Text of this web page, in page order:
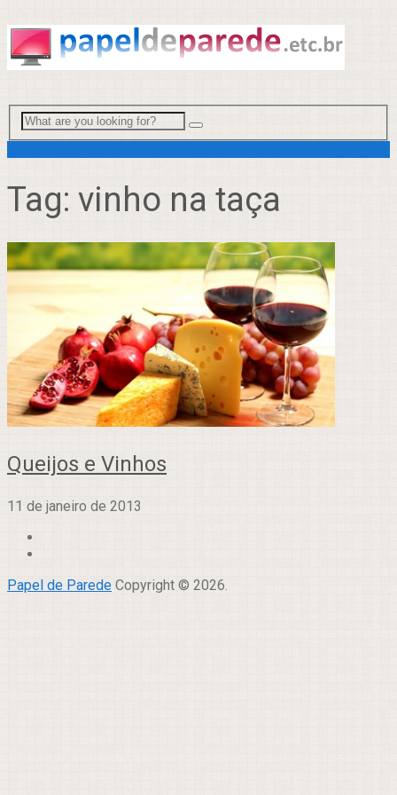
Tag: vinho na taça
Queijos e Vinhos
11 de janeiro de 2013
Papel de Parede Copyright © 2026.